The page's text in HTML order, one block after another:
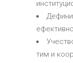
тим и